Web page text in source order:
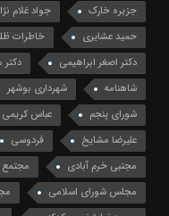
جزیره خارک
جواد غلام
حمید عشایری
خاطرات
دکتر اصغر ابراهیمی
دکتر
شاهنامه
شهرداری بوشهر
شورای پنجم
عباس کریمی
علیرضا مشایخ
فردوسی
مجتبی خرم آبادی
مجتمع
مجلس شورای اسلامی